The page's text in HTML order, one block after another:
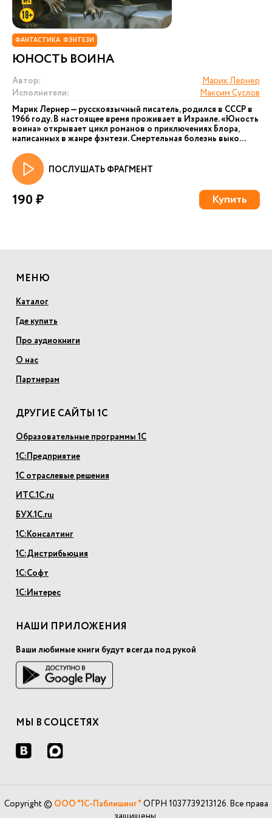
ФАНТАСТИКА. ФЭНТЕЗИ
ЮНОСТЬ ВОИНА
Автор:
Марик Лернер
Исполнители:
Максим Суслов
Марик Лернер — русскоязычный писатель, родился в СССР в
1966 году. В настоящее время проживает в Израиле. «Юность
воина» открывает цикл романов о приключениях Блора,
написанных в жанре фэнтези. Смертельная болезнь выко...
ПОСЛУШАТЬ ФРАГМЕНТ
190 ₽ Купить
МЕНЮ
Каталог
Где купить
Про аудиокниги
О нас
Партнерам
ДРУГИЕ САЙТЫ 1С
Образовательные программы 1С
1С:Предприятие
1С отраслевые решения
ИТС.1С.ru
БУХ.1С.ru
1С:Консалтинг
1С:Дистрибьюция
1С:Софт
1С:Интерес
НАШИ ПРИЛОЖЕНИЯ
Ваши любимые книги будут всегда под рукой
МЫ В СОЦСЕТЯХ
Copyright © ООО "1С-Паблишинг" ОГРН 1037739213126. Все права